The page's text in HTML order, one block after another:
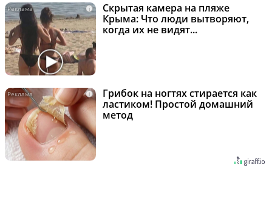
i
Скрытая камера на пляже
Крыма: Что люди вытворяют,
когда их не видят...
i
Грибок на ногтях стирается как
ластиком! Простой домашний
метод